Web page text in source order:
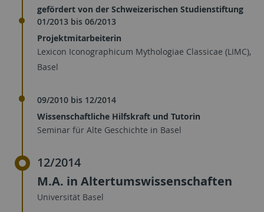
gefördert von der Schweizerischen Studienstiftung
01/2013 bis 06/2013
Projektmitarbeiterin
Lexicon Iconographicum Mythologiae Classicae (LIMC),
Basel
09/2010 bis 12/2014
Wissenschaftliche Hilfskraft und Tutorin
Seminar für Alte Geschichte in Basel
12/2014
M.A. in Altertumswissenschaften
Universität Basel